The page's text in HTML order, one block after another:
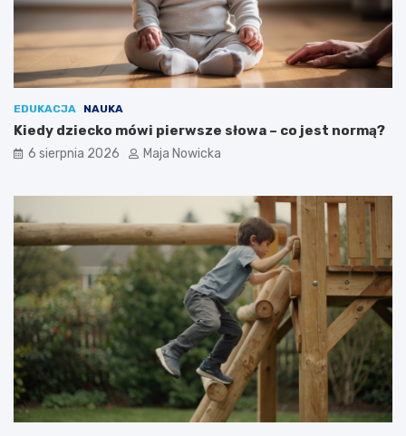
EDUKACJA NAUKA
Kiedy dziecko mówi pierwsze słowa – co jest normą?
6 sierpnia 2026 Maja Nowicka